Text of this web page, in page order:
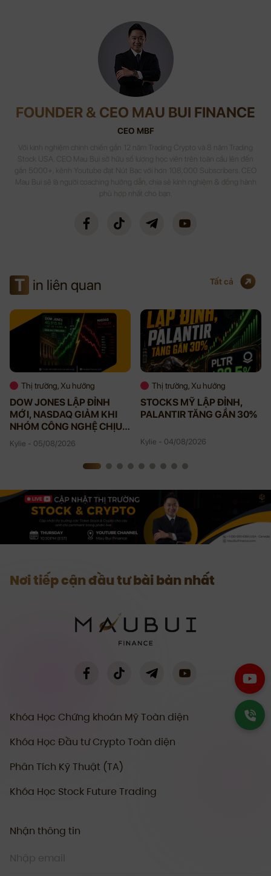
FOUNDER & CEO MAU BUI FINANCE
CEO MBF
Với kinh nghiệm chinh chiến gần 12 năm Trading Crypto và 8 năm Trading
Stock USA. CEO Mau Bui sở hữu số lượng học viên trên toàn cầu lên đến
gần 5000+, kênh Youtube đạt Nút Bạc với hơn 108,000 Subscribers. CEO
Mau Bui sẽ là người coaching hướng dẫn, chia sẻ kinh nghiệm & đồng hành
phù hợp nhất cho bạn.
T in liên quan Tất cả
Thị trường, Xu hướng
DOW JONES LẬP ĐỈNH
MỚI, NASDAQ GIẢM KHI
NHÓM CÔNG NGHỆ CHỊU
ÁP LỰC
Kylie - 05/08/2026
Thị trường, Xu hướng
STOCKS MỸ LẬP ĐỈNH,
PALANTIR TĂNG GẦN 30%
Kylie - 04/08/2026
Nơi tiếp cận đầu tư bài bản nhất
Khóa Học Chứng khoán Mỹ Toàn diện
Khóa Học Đầu tư Crypto Toàn diện
Phân Tích Kỹ Thuật (TA)
Khóa Học Stock Future Trading
Nhận thông tin